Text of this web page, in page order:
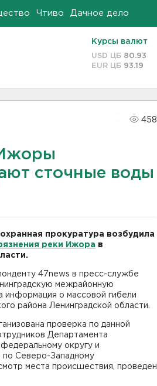
Чтиво Дачное дело
Курсы валют
USD ЦБ 80.93
EUR ЦБ 93.19
458
сточные воды
прокуратура возбудила
реки Ижора в
47news в пресс-службе
межрайонную
информация о массовой гибели
района Ленинградской области.
проверка по данной
Департамента
округу и
Северо-Западному
места происшествия, проведен